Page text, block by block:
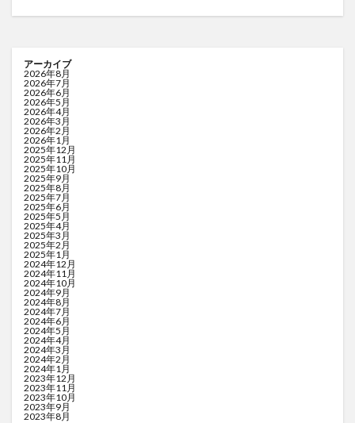
アーカイブ
2026年8月
2026年7月
2026年6月
2026年5月
2026年4月
2026年3月
2026年2月
2026年1月
2025年12月
2025年11月
2025年10月
2025年9月
2025年8月
2025年7月
2025年6月
2025年5月
2025年4月
2025年3月
2025年2月
2025年1月
2024年12月
2024年11月
2024年10月
2024年9月
2024年8月
2024年7月
2024年6月
2024年5月
2024年4月
2024年3月
2024年2月
2024年1月
2023年12月
2023年11月
2023年10月
2023年9月
2023年8月